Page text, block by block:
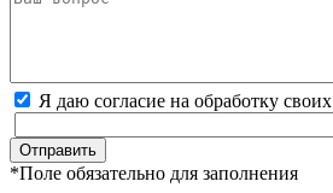
Я даю согласие на обработку своих
*Поле обязательно для заполнения